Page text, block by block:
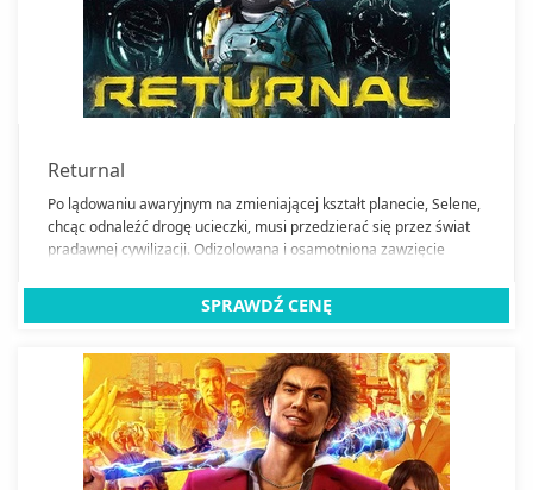
Returnal
Po lądowaniu awaryjnym na zmieniającej kształt planecie, Selene,
chcąc odnaleźć drogę ucieczki, musi przedzierać się przez świat
pradawnej cywilizacji. Odizolowana i osamotniona zawzięcie
SPRAWDŹ CENĘ